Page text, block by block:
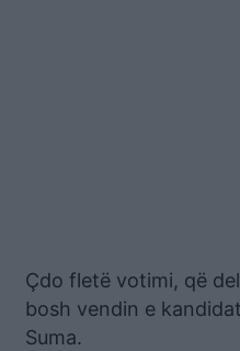
Çdo fletë votimi, që
bosh vendin e
Suma.